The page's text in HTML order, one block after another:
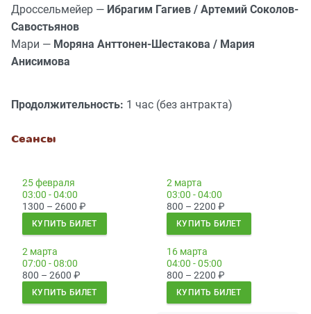
Дроссельмейер — Ибрагим Гагиев / Артемий Соколов-
Савостьянов
Мари — Моряна Анттонен-Шестакова / Мария
Анисимова
Продолжительность: 1 час (без антракта)
Сеансы
25 февраля
03:00 - 04:00
1300 – 2600 ₽
КУПИТЬ БИЛЕТ
2 марта
03:00 - 04:00
800 – 2200 ₽
КУПИТЬ БИЛЕТ
2 марта
07:00 - 08:00
800 – 2600 ₽
КУПИТЬ БИЛЕТ
16 марта
04:00 - 05:00
800 – 2200 ₽
КУПИТЬ БИЛЕТ